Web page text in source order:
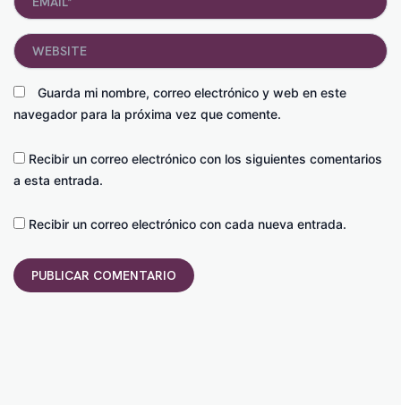
Guarda mi nombre, correo electrónico y web en este
navegador para la próxima vez que comente.
Website
Recibir un correo electrónico con los siguientes comentarios
a esta entrada.
Recibir un correo electrónico con cada nueva entrada.